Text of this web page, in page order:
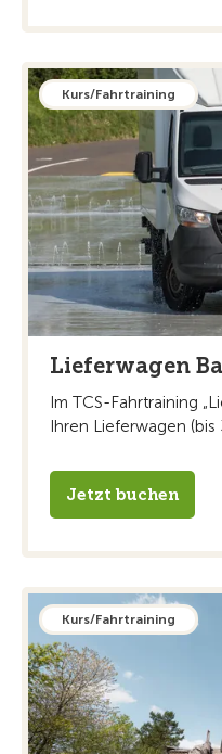
Kurs/Fahrtraining
Lieferwagen
Im TCS-Fahrtraining
Ihren Lieferwagen (bis
Jetzt buchen
Kurs/Fahrtraining